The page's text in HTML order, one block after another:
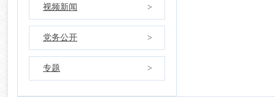
视频新闻 >
党务公开 >
专题 >